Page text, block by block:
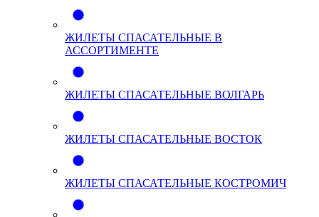
ЖИЛЕТЫ СПАСАТЕЛЬНЫЕ В
АССОРТИМЕНТЕ
ЖИЛЕТЫ СПАСАТЕЛЬНЫЕ ВОЛГАРЬ
ЖИЛЕТЫ СПАСАТЕЛЬНЫЕ ВОСТОК
ЖИЛЕТЫ СПАСАТЕЛЬНЫЕ КОСТРОМИЧ